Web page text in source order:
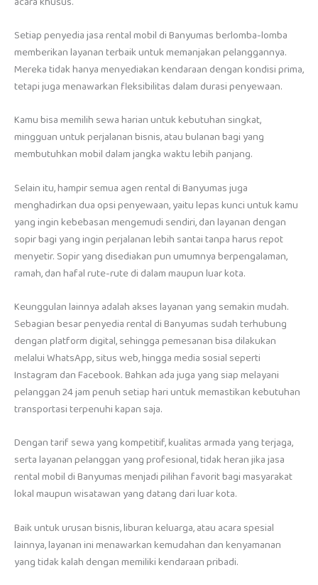
Setiap penyedia jasa rental mobil di Banyumas berlomba-lomba
memberikan layanan terbaik untuk memanjakan pelanggannya.
Mereka tidak hanya menyediakan kendaraan dengan kondisi prima,
tetapi juga menawarkan fleksibilitas dalam durasi penyewaan.
Kamu bisa memilih sewa harian untuk kebutuhan singkat,
mingguan untuk perjalanan bisnis, atau bulanan bagi yang
membutuhkan mobil dalam jangka waktu lebih panjang.
Selain itu, hampir semua agen rental di Banyumas juga
menghadirkan dua opsi penyewaan, yaitu lepas kunci untuk kamu
yang ingin kebebasan mengemudi sendiri, dan layanan dengan
sopir bagi yang ingin perjalanan lebih santai tanpa harus repot
menyetir. Sopir yang disediakan pun umumnya berpengalaman,
ramah, dan hafal rute-rute di dalam maupun luar kota.
Keunggulan lainnya adalah akses layanan yang semakin mudah.
Sebagian besar penyedia rental di Banyumas sudah terhubung
dengan platform digital, sehingga pemesanan bisa dilakukan
melalui WhatsApp, situs web, hingga media sosial seperti
Instagram dan Facebook. Bahkan ada juga yang siap melayani
pelanggan 24 jam penuh setiap hari untuk memastikan kebutuhan
transportasi terpenuhi kapan saja.
Dengan tarif sewa yang kompetitif, kualitas armada yang terjaga,
serta layanan pelanggan yang profesional, tidak heran jika jasa
rental mobil di Banyumas menjadi pilihan favorit bagi masyarakat
lokal maupun wisatawan yang datang dari luar kota.
Baik untuk urusan bisnis, liburan keluarga, atau acara spesial
lainnya, layanan ini menawarkan kemudahan dan kenyamanan
yang tidak kalah dengan memiliki kendaraan pribadi.